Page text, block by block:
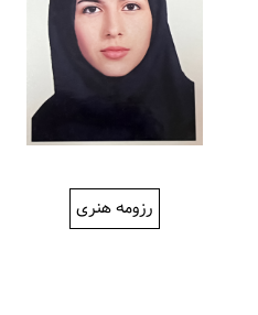
رزومه هنری